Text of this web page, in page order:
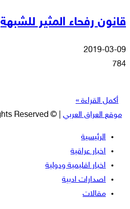
قانون رفحاء المثير للشبهة
2019-03-09
784
أكمل القراءة »
موقع العراق العربي | © Copyright 2026, All Rights Reserved
الرئيسية
اخبار عراقية
اخبار اقليمية ودولية
اصدارات ادبية
مقالات